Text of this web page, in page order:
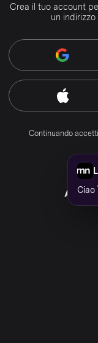
Crea il tuo account
un
Continuando
Ciao